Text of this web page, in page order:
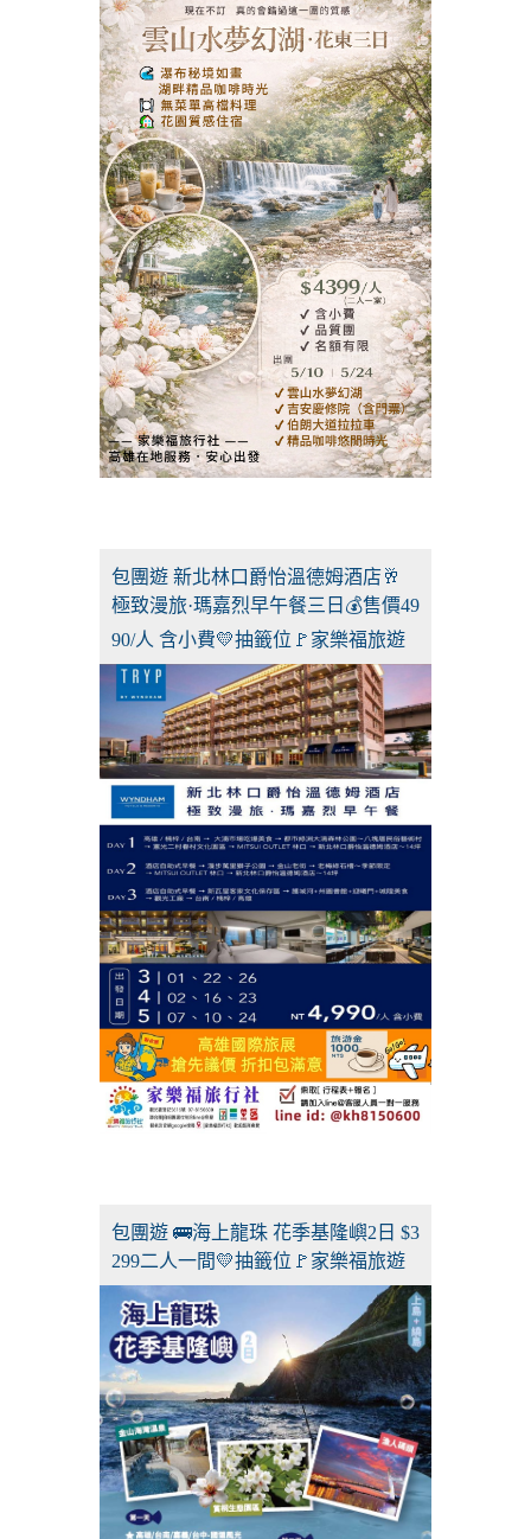
包團遊 新北林口爵怡溫德姆酒店🥂
極致漫旅·瑪嘉烈早午餐三日💰售價49
90/人 含小費💛抽籤位🚩家樂福旅遊
包團遊 🚌海上龍珠 花季基隆嶼2日 $3
299二人一間💛抽籤位🚩家樂福旅遊